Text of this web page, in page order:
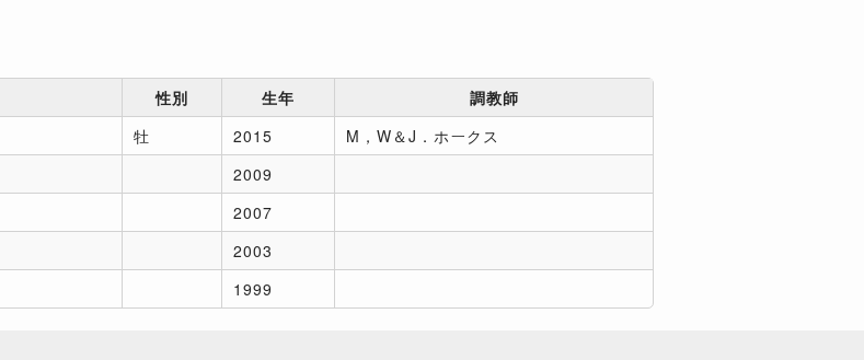
性別 生年
調教師
牡 2015
M，W＆J．ホークス
2009
2007
2003
1999